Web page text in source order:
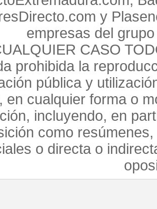
y
empresas del
CASO
prohibida la
pública y
en cualquier forma o
incluyendo, en
como
o directa o